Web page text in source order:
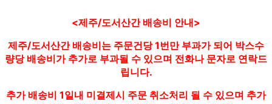
<제주/도서산간 배송비 안내>
제주/도서산간 배송비는 주문건당 1번만 부과가 되어 박스수
량당 배송비가 추가로 부과될 수 있으며 전화나 문자로 연락드
립니다.
추가 배송비 1일내 미결제시 주문 취소처리 될 수 있으며 추가